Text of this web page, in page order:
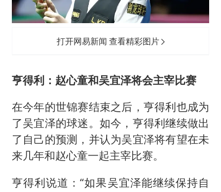
打开网易新闻 查看精彩图片
亨得利：赵心童和吴宜泽将会主宰比赛
在今年的世锦赛结束之后，亨得利也成为
了吴宜泽的球迷。如今，亨得利继续做出
了自己的预测，并认为吴宜泽将有望在未
来几年和赵心童一起主宰比赛。
亨得利说道：“如果吴宜泽能继续保持自